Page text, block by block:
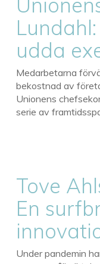
udda
Medarbetarna
bekostnad av
Unionens
serie av
Tove
En
Under pandemin